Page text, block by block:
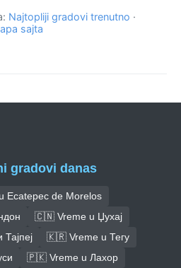
Najtopliji gradovi trenutno ·
sajta
gradovi danas
de Morelos
🇨🇳 Vreme u Џухај
🇰🇷 Vreme u Тегу
🇵🇰 Vreme u Лахор